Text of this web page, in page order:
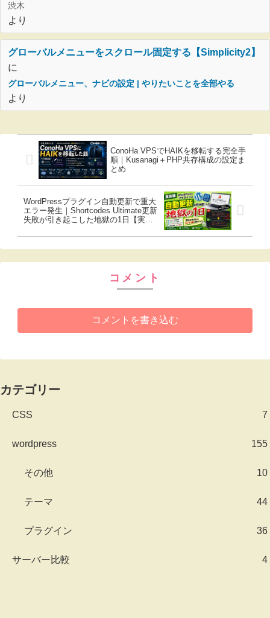
渋木
より
グローバルメニューをスクロール固定する【Simplicity2】
に
グローバルメニュー、ナビの設定 | やりたいことを全部やる
より
ConoHa VPSでHAIKを移転する完全手
順｜Kusanagi＋PHP共存構成の設定ま
とめ
WordPressプラグイン自動更新で重大
エラー発生｜Shortcodes Ultimate更新
失敗が引き起こした地獄の1日【実体
コメント
コメントを書き込む
カテゴリー
CSS 7
wordpress 155
その他 10
テーマ 44
プラグイン 36
サーバー比較 4